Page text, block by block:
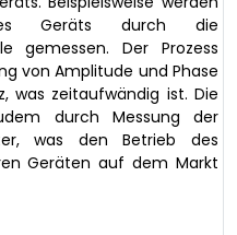
Geräts durch die
gemessen. Der Prozess
von Amplitude und Phase
was zeitaufwändig ist. Die
durch Messung der
was den Betrieb des
Geräten auf dem Markt